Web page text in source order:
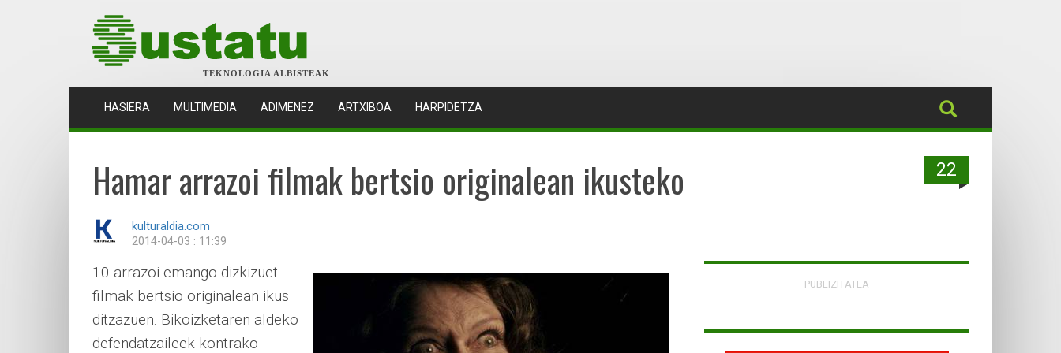
TEKNOLOGIA ALBISTEAK
HASIERA (CURRENT)
MULTIMEDIA ADIMENEZ ARTXIBOA HARPIDETZA
22
Hamar arrazoi filmak bertsio originalean ikusteko
kulturaldia.com
2014-04-03 : 11:39
10 arrazoi emango dizkizuet
filmak bertsio originalean ikus
ditzazuen. Bikoizketaren aldeko
defendatzaileek kontrako
PUBLIZITATEA